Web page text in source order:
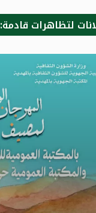
لتظاهرات قادمة: